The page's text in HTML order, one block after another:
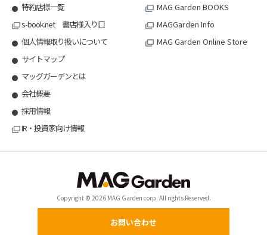
特約店様一覧
s-book.net 書店様入り口
個人情報取り扱いについて
サイトマップ
マッグガーデンとは
会社概要
採用情報
IR・投資家向け情報
MAG Garden BOOKS
MAGGarden Info
MAG Garden Online Store
Copyright © 2026 MAG Garden corp. All rights Reserved.
お問い合わせ